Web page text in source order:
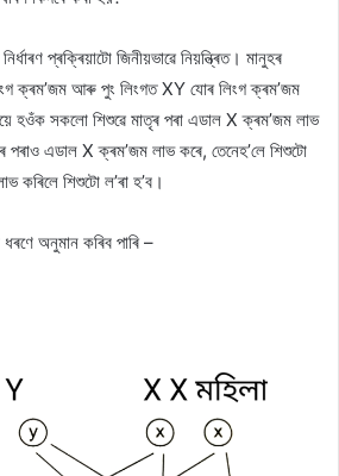
প্ৰক্ৰিয়াটো জিনীয়ভাৱে নিয়ন্ত্ৰিত। মানুহৰ
ক্ৰম’জম আৰু পুং লিংগত XY যোৰ লিংগ ক্ৰম’জম
হওঁক সকলো শিশুৱে মাতৃৰ পৰা এডাল X ক্ৰম’জম লাভ
পৰাও এডাল X ক্ৰম’জম লাভ কৰে, তেনেহ’লে শিশুটো
কৰিলে শিশুটো ল’ৰা হ’ব।
ধৰণে অনুমান কৰিব পাৰি –